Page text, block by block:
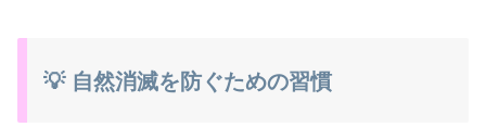
💡 自然消滅を防ぐための習慣